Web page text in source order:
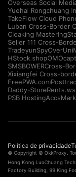
Overseas Social
Yuehai Rongchuang
TakeFlow Cloud
Luban Cross-Border
Cloaking Master
Seller 111 Cross-
TradeyunSpyOver
HStock.shop
SMSBOWERCross-
Xixiangfei Cross-
FreePWA.com
Daddy-StoreRents.ws
PSB Hosting
Política de privacidade
© Copyright © OkkProxy.
Hong Kong LuoChuang
Factory Building, 99 King